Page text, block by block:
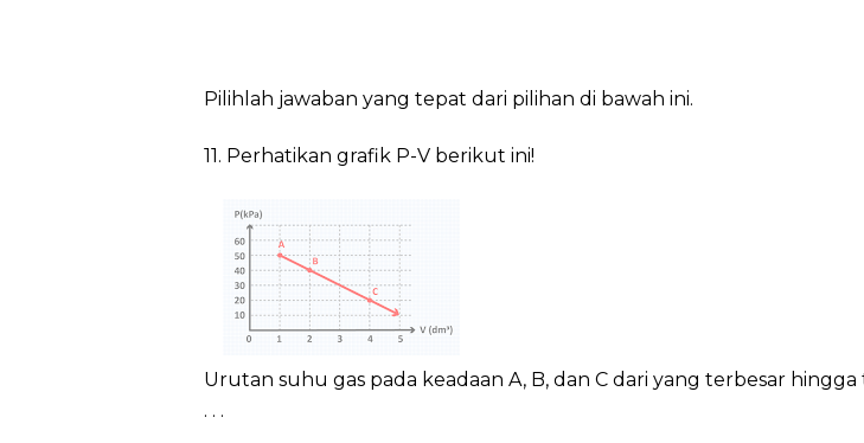
Pilihlah jawaban yang tepat dari pilihan di bawah ini.
11. Perhatikan grafik P-V berikut ini!
Urutan suhu gas pada keadaan A, B, dan C dari yang terbesar
. . .